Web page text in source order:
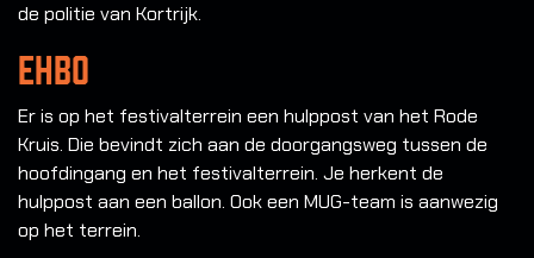
de politie van Kortrijk.
EHBO
Er is op het festivalterrein een hulppost van het Rode
Kruis. Die bevindt zich aan de doorgangsweg tussen de
hoofdingang en het festivalterrein. Je herkent de
hulppost aan een ballon. Ook een MUG-team is aanwezig
op het terrein.